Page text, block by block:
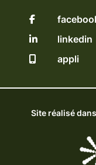
linkedin
appli
Site réalisé